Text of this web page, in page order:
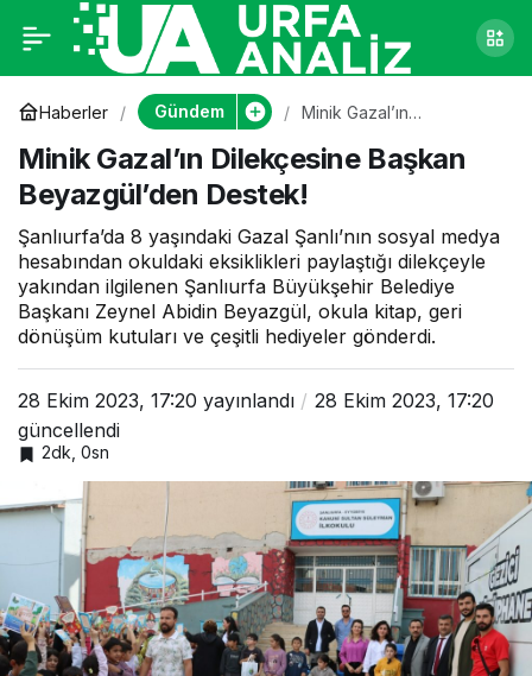
Haberler Gündem
Minik Gazal’ın
Beyazgül’den Destek!
Minik Gazal’ın Dilekçesine Başkan
Beyazgül’den Destek!
Şanlıurfa’da 8 yaşındaki Gazal Şanlı’nın sosyal medya
hesabından okuldaki eksiklikleri paylaştığı dilekçeyle
yakından ilgilenen Şanlıurfa Büyükşehir Belediye
Başkanı Zeynel Abidin Beyazgül, okula kitap, geri
dönüşüm kutuları ve çeşitli hediyeler gönderdi.
28 Ekim 2023, 17:20 yayınlandı
28 Ekim 2023, 17:20
güncellendi
2dk, 0sn
Minik Gazal’ın
Dilekçesine Başkan
Beyazgül’den Destek!
0